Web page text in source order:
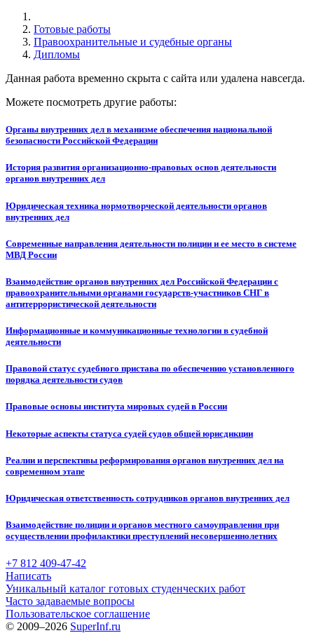
Готовые работы
Правоохранительные и судебные органы
Дипломы
Данная работа временно скрыта с сайта или удалена навсегда.
Можете посмотреть другие работы:
Органы внутренних дел в механизме обеспечения национальной
безопасности Российской Федерации
История развития организационно-правовых основ деятельности
органов внутренних дел
Юридическая техника нормотворческой деятельности органов
внутренних дел
Современные направления деятельности полиции и ее место в системе
МВД России
Взаимодействие органов внутренних дел Российской Федерации с
правоохранительными органами государств-участников СНГ в
антитеррористической деятельности
Информационные и коммуникационные технологии в судебной
деятельности
Правовой статус судебного пристава по обеспечению установленного
порядка деятельности судов
Правовые основы института мировых судей в России
Некоторые аспекты статуса судей судов общей юрисдикции
Реалии и перспективы реформирования органов внутренних дел на
современном этапе
Юридическая ответственность сотрудников органов внутренних дел
Взаимодействие полиции и органов местного самоуправления при
осуществлении профилактики преступлений несовершеннолетних
+7 812 409-47-42
Написать
Уникальный каталог готовых студенческих работ
Часто задаваемые вопросы
Пользовательское соглашение
© 2009–2026 SuperInf.ru